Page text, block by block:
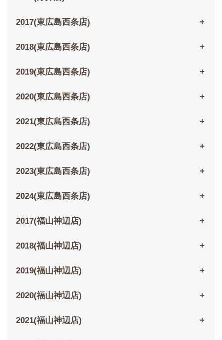
2017(東広島西条店)
2018(東広島西条店)
2019(東広島西条店)
2020(東広島西条店)
2021(東広島西条店)
2022(東広島西条店)
2023(東広島西条店)
2024(東広島西条店)
2017(福山神辺店)
2018(福山神辺店)
2019(福山神辺店)
2020(福山神辺店)
2021(福山神辺店)